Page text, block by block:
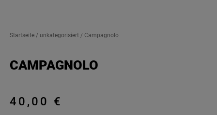
Startseite / unkategorisiert / Campagnolo
CAMPAGNOLO
40,00 €